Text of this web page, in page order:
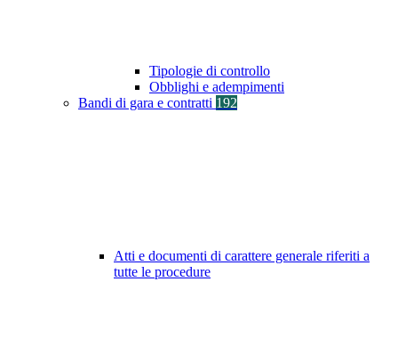
Tipologie di controllo
Obblighi e adempimenti
Bandi di gara e contratti 192
Atti e documenti di carattere generale riferiti a
tutte le procedure